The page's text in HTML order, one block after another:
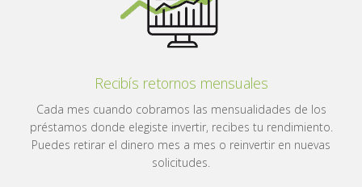
Recibís retornos mensuales
Cada mes cuando cobramos las mensualidades de los
préstamos donde elegiste invertir, recibes tu rendimiento.
Puedes retirar el dinero mes a mes o reinvertir en nuevas
solicitudes.